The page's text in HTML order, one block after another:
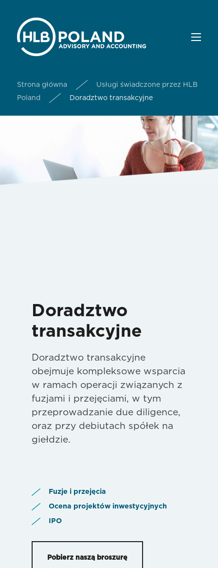
Strona główna
Usługi świadczone przez HLB
Poland
Doradztwo transakcyjne
Doradztwo
transakcyjne
Doradztwo transakcyjne
obejmuje kompleksowe wsparcia
w ramach operacji związanych z
fuzjami i przejęciami, w tym
przeprowadzanie due diligence,
oraz przy debiutach spółek na
giełdzie.
Fuzje i przejęcia
Ocena projektów inwestycyjnych
IPO
Pobierz naszą broszurę